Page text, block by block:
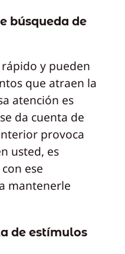
búsqueda de
y pueden
que atraen la
atención es
da cuenta de
provoca
usted, es
ese
mantenerle
de estímulos